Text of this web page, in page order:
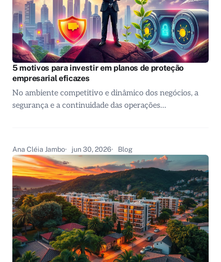
5 motivos para investir em planos de proteção
empresarial eficazes
No ambiente competitivo e dinâmico dos negócios, a
segurança e a continuidade das operações…
Ana Cléia Jambo jun 30, 2026 Blog